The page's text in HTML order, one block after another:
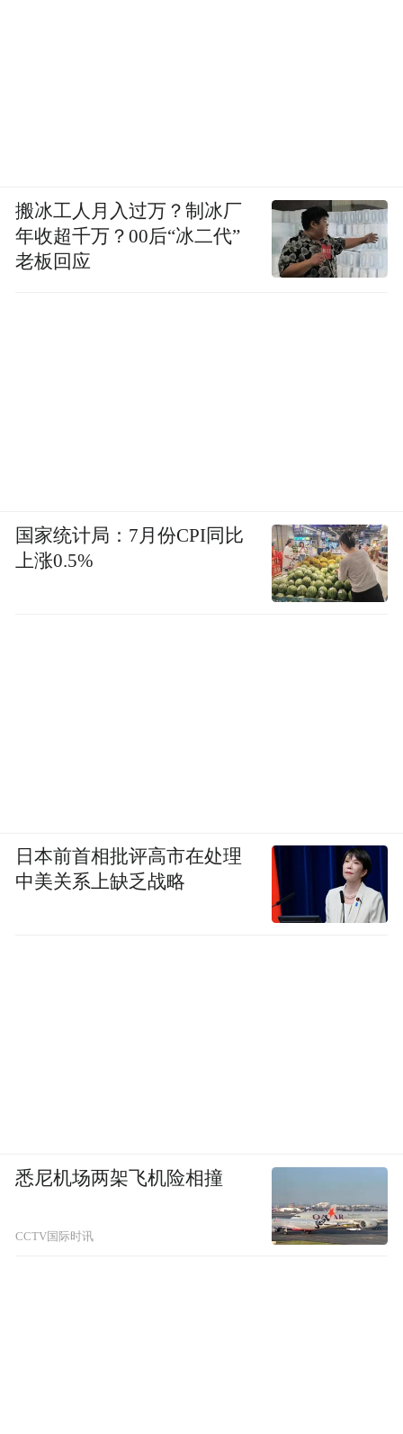
搬冰工人月入过万？制冰厂
年收超千万？00后“冰二代”
老板回应
国家统计局：7月份CPI同比
上涨0.5%
日本前首相批评高市在处理
中美关系上缺乏战略
悉尼机场两架飞机险相撞
CCTV国际时讯